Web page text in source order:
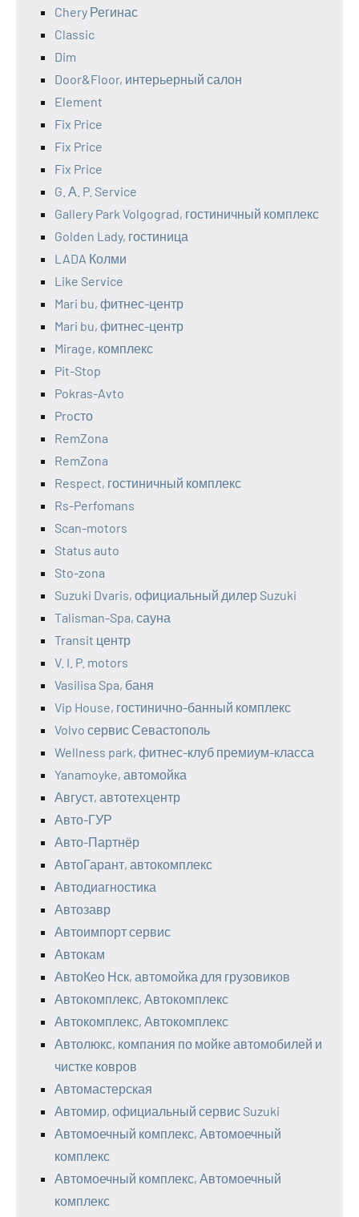
Chery Регинас
Classic
Dim
Door&Floor, интерьерный салон
Element
Fix Price
Fix Price
Fix Price
G. А. P. Service
Gallery Park Volgograd, гостиничный комплекс
Golden Lady, гостиница
LADA Колми
Like Service
Mari bu, фитнес-центр
Mari bu, фитнес-центр
Mirage, комплекс
Pit-Stop
Pokras-Avto
Proсто
RemZona
RemZona
Respect, гостиничный комплекс
Rs-Perfomans
Scan-motors
Status auto
Sto-zona
Suzuki Dvaris, официальный дилер Suzuki
Talisman-Spa, сауна
Transit центр
V. I. P. motors
Vasilisa Spa, баня
Vip House, гостинично-банный комплекс
Volvo сервис Севастополь
Wellness park, фитнес-клуб премиум-класса
Yanamoyke, автомойка
Август, автотехцентр
Авто-ГУР
Авто-Партнёр
АвтоГарант, автокомплекс
Автодиагностика
Автозавр
Автоимпорт сервис
Автокам
АвтоКео Нск, автомойка для грузовиков
Автокомплекс, Автокомплекс
Автокомплекс, Автокомплекс
Автолюкс, компания по мойке автомобилей и
чистке ковров
Автомастерская
Автомир, официальный сервис Suzuki
Автомоечный комплекс, Автомоечный
комплекс
Автомоечный комплекс, Автомоечный
комплекс